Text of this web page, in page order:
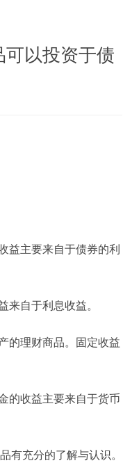
以投资于债
益主要来自于债券的利
自于利息收益。
的理财商品。固定收益
的收益主要来自于货币
有充分的了解与认识。